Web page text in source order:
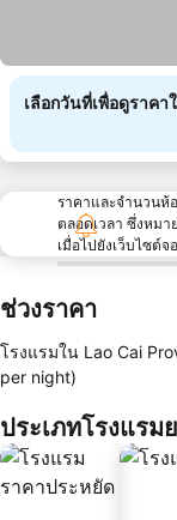
เลือกวันที่เพื่อดูราค
ราคาและจำนวนห้
ตลอดเวลา ซึ่งหม
เมื่อไปยังเว็บไซต์จ
ช่วงราคา
โรงแรมใน Lao Cai
per night)
ประเภทโรงแร